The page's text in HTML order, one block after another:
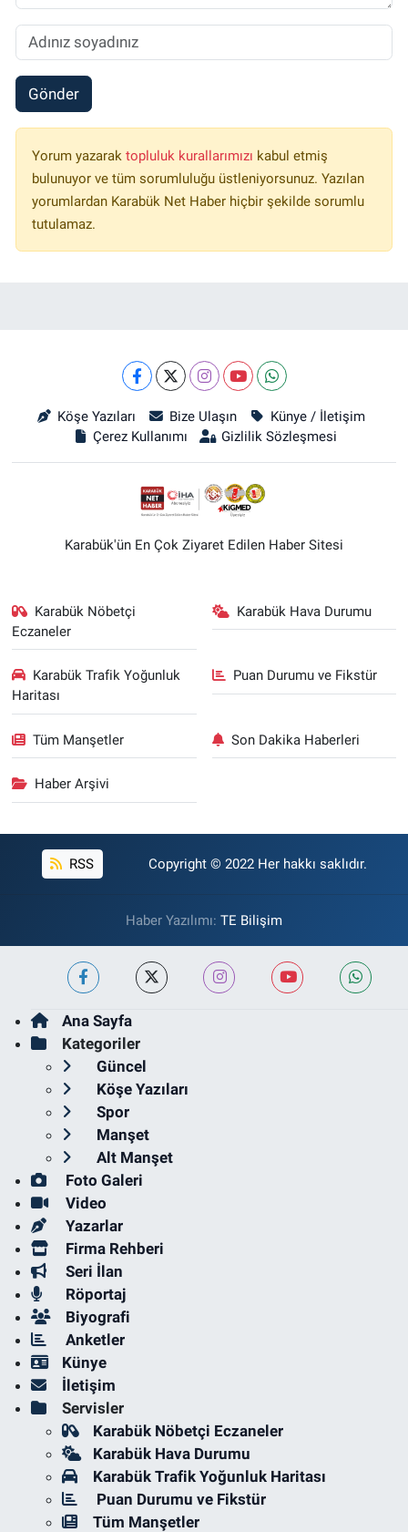
Gönder
Yorum yazarak topluluk kurallarımızı kabul etmiş
bulunuyor ve tüm sorumluluğu üstleniyorsunuz. Yazılan
yorumlardan Karabük Net Haber hiçbir şekilde sorumlu
tutulamaz.
Köşe Yazıları Bize Ulaşın
Künye / İletişim
Çerez Kullanımı
Gizlilik Sözleşmesi
Karabük'ün En Çok Ziyaret Edilen Haber Sitesi
Karabük Nöbetçi
Eczaneler
Karabük Hava Durumu
Karabük Trafik Yoğunluk
Haritası
Puan Durumu ve Fikstür
Tüm Manşetler Son Dakika Haberleri
Haber Arşivi
RSS Copyright © 2022 Her hakkı saklıdır.
Haber Yazılımı: TE Bilişim
Ana Sayfa
Kategoriler
Güncel
Köşe Yazıları
Spor
Manşet
Alt Manşet
Foto Galeri
Video
Yazarlar
Firma Rehberi
Seri İlan
Röportaj
Biyografi
Anketler
Künye
İletişim
Servisler
Karabük Nöbetçi Eczaneler
Karabük Hava Durumu
Karabük Trafik Yoğunluk Haritası
Puan Durumu ve Fikstür
Tüm Manşetler